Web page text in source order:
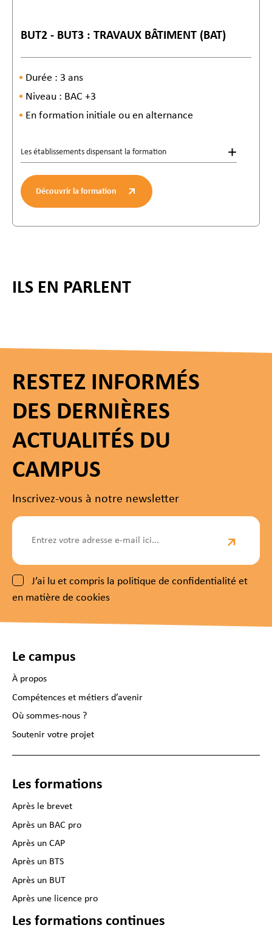
BUT2 - BUT3 : TRAVAUX BÂTIMENT (BAT)
Durée : 3 ans
Niveau : BAC +3
En formation initiale ou en alternance
Les établissements dispensant la formation
Découvrir la formation
ILS EN PARLENT
RESTEZ INFORMÉS
DES DERNIÈRES
ACTUALITÉS DU
CAMPUS
Inscrivez-vous à notre newsletter
J’ai lu et compris la politique de confidentialité et
en matière de cookies
Le campus
À propos
Compétences et métiers d’avenir
Où sommes-nous ?
Soutenir votre projet
Les formations
Après le brevet
Après un BAC pro
Après un CAP
Après un BTS
Après un BUT
Après une licence pro
Les formations continues